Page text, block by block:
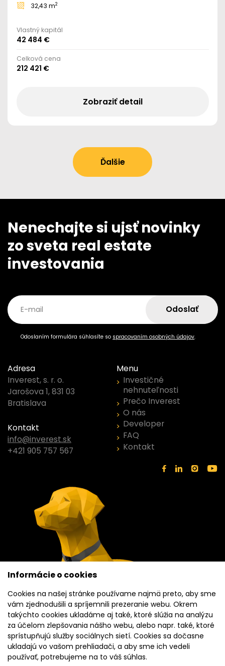
32,43 m2
Vlastný kapitál
42 484 €
Celková cena
212 421 €
Zobraziť detail
Ďalšie
Nenechajte si ujsť novinky
zo sveta real estate
investovania
E-mail Odoslať
Odoslaním formulára súhlasíte so spracovaním osobných údajov.
Adresa
Inverest, s. r. o.
Jarošova 1, 831 03
Bratislava
Kontakt
info@inverest.sk
+421 905 757 567
Menu
Investičné
nehnuteľnosti
Prečo Inverest
O nás
Developer
FAQ
Kontakt
Informácie o cookies
Cookies na našej stránke používame najmä preto, aby sme
vám zjednodušili a spríjemnili prezeranie webu. Okrem
takýchto cookies ukladáme aj také, ktoré slúžia na analýzu
za účelom zlepšovania nášho webu, alebo napr. také, ktoré
sprístupňujú služby sociálnych sietí. Cookies sa dočasne
ukladajú vo vašom prehliadači, a aby sme ich vedeli
používať, potrebujeme na to váš súhlas.